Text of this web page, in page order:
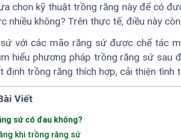
chọn kỹ thuật trồng răng này để có
nhiều không? Trên thực tế, điều này
với các mão răng sứ được chế tác
hiểu phương pháp trồng răng sứ
định trồng răng thích hợp, cải thiện tình
Viết
sứ có đau không?
khi trồng răng sứ